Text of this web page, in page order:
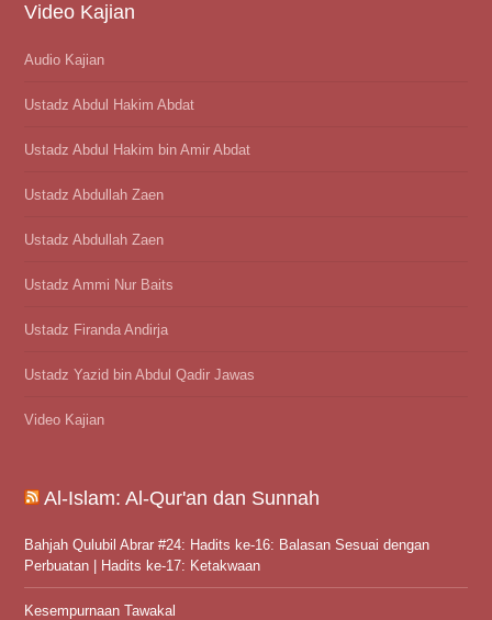
Video Kajian
Audio Kajian
Ustadz Abdul Hakim Abdat
Ustadz Abdul Hakim bin Amir Abdat
Ustadz Abdullah Zaen
Ustadz Abdullah Zaen
Ustadz Ammi Nur Baits
Ustadz Firanda Andirja
Ustadz Yazid bin Abdul Qadir Jawas
Video Kajian
Al-Islam: Al-Qur'an dan Sunnah
Bahjah Qulubil Abrar #24: Hadits ke-16: Balasan Sesuai dengan
Perbuatan | Hadits ke-17: Ketakwaan
Kesempurnaan Tawakal